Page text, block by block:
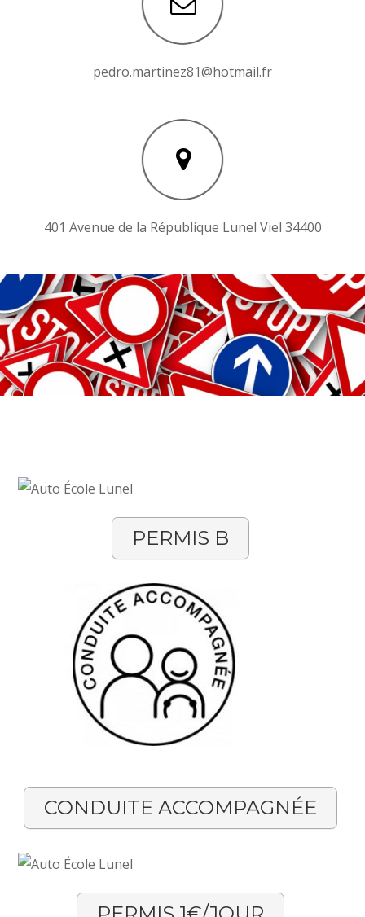
pedro.martinez81@hotmail.fr
401 Avenue de la République Lunel Viel 34400
PERMIS B
CONDUITE ACCOMPAGNÉE